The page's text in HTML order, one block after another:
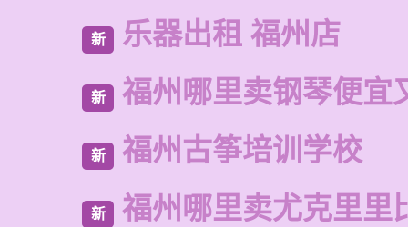
新 乐器出租 福州店
新 福州哪里卖钢琴便宜
新 福州古筝培训学校
新 福州哪里卖尤克里里